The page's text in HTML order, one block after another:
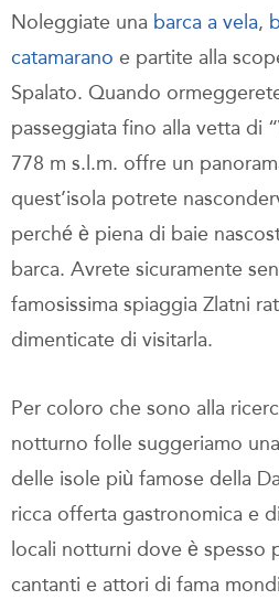
Noleggiate una barca a vela,
catamarano e partite alla
Spalato. Quando
passeggiata fino alla vetta di
778 m s.l.m. offre un
quest’isola potrete
perché è piena di baie
barca. Avrete sicuramente
famosissima spiaggia Zlatni
dimenticate di visitarla.
Per coloro che sono alla
notturno folle suggeriamo
delle isole più famose della
ricca offerta gastronomica e
locali notturni dove è spesso
cantanti e attori di fama